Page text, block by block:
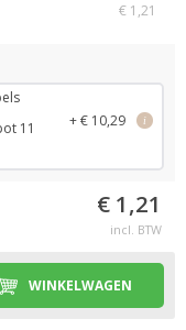
€ 1,21
11
+ € 10,29 i
€ 1,21
incl. BTW
WINKELWAGEN